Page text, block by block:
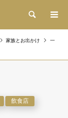
検索
家族とお出かけ
一
飲食店